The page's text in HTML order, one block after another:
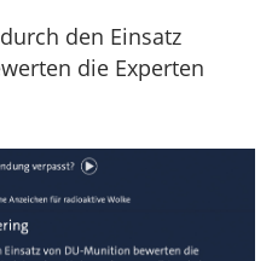
den Einsatz
die Experten